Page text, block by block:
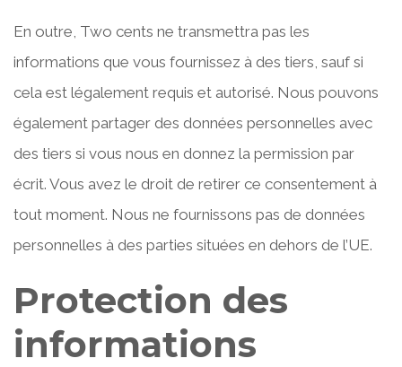
En outre, Two cents ne transmettra pas les
informations que vous fournissez à des tiers, sauf si
cela est légalement requis et autorisé. Nous pouvons
également partager des données personnelles avec
des tiers si vous nous en donnez la permission par
écrit. Vous avez le droit de retirer ce consentement à
tout moment. Nous ne fournissons pas de données
personnelles à des parties situées en dehors de l’UE.
Protection des
informations